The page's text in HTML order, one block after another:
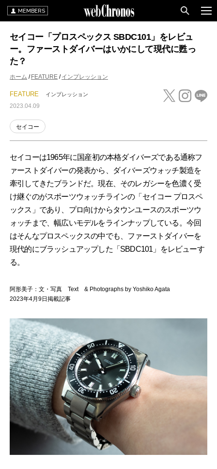
MEMBERS
セイコー「プロスペックス SBDC101」をレビュ
ー。ファーストダイバーはいかにして現代に甦っ
た？
ホーム FEATURE インプレッション
FEATURE インプレッション
2023.04.09
セイコー
セイコーは1965年に国産初の本格ダイバーズである通称フ
ァーストダイバーの発表から、ダイバーズウォッチ製造を
牽引してきたブランドだ。現在、そのレガシーを色濃く受
け継ぐのがスポーツウォッチラインの「セイコー プロスペ
ックス」であり、プロ向けからタウンユースのスポーツウ
ォッチまで、幅広いモデルをラインナップしている。今回
はそんなプロスペックスの中でも、ファーストダイバーを
現代的にブラッシュアップした「SBDC101」をレビューす
る。
阿形美子：文・写真 Text & Photographs by Yoshiko Agata
2023年4月9日掲載記事